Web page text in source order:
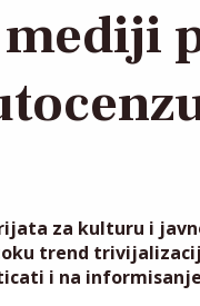
za kulturu i
trend
i na